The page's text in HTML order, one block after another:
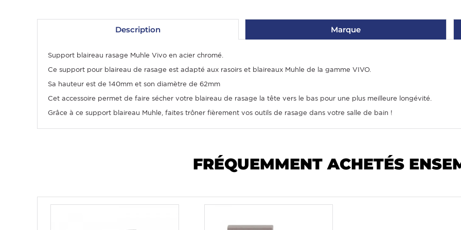
Description Marque
Support blaireau rasage Muhle Vivo en acier chromé.
Ce support pour blaireau de rasage est adapté aux rasoirs et blaireaux Muhle de la gamme VIVO.
Sa hauteur est de 140mm et son diamètre de 62mm
Cet accessoire permet de faire sécher votre blaireau de rasage la tête vers le bas pour une plus meilleure longévité.
Grâce à ce support blaireau Muhle, faites trôner fièrement vos outils de rasage dans votre salle de bain !
FRÉQUEMMENT ACHETÉS